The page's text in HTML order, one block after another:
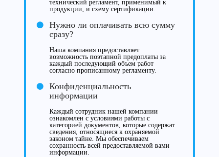
технический регламент, применимый к
продукции, и схему сертификации.
Нужно ли оплачивать всю сумму
сразу?
Наша компания предоставляет
возможность поэтапной предоплаты за
каждый последующий объем работ
согласно прописанному регламенту.
Конфиденциальность
информации
Каждый сотрудник нашей компании
ознакомлен с условиями работы с
категорией документов, которые содержат
сведения, относящиеся к охраняемой
законом тайне. Мы обеспечиваем
сохранность всей предоставляемой вами
информации.